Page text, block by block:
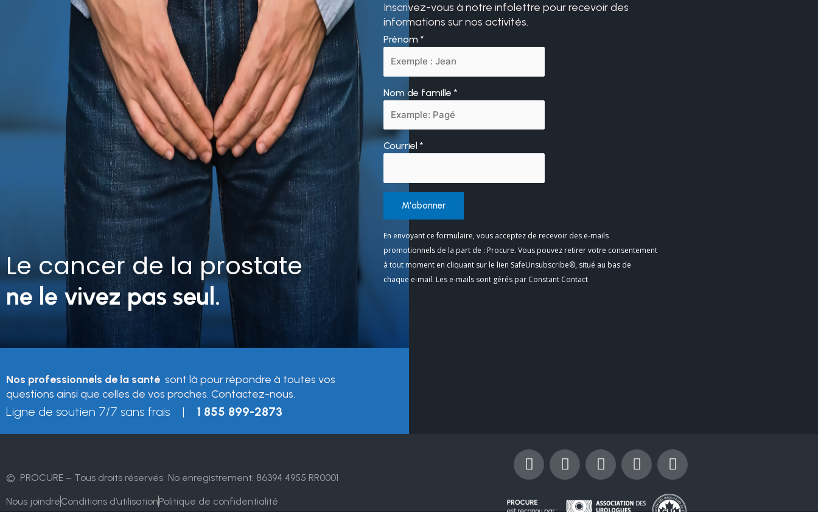
Le cancer de la prostate
ne le vivez pas seul.
Inscrivez-vous à notre infolettre pour recevoir des
informations sur nos activités.
Prénom *
Nom de famille *
Courriel *
Constant
Contact
Use.
Please
En envoyant ce formulaire, vous acceptez de recevoir des e-mails
promotionnels de la part de : Procure. Vous pouvez retirer votre consentement
à tout moment en cliquant sur le lien SafeUnsubscribe®, situé au bas de
chaque e-mail. Les e-mails sont gérés par Constant Contact
Nos professionnels de la santé sont là pour répondre à toutes vos
questions ainsi que celles de vos proches. Contactez-nous.
Ligne de soutien 7/7 sans frais | 1 855 899-2873
© PROCURE – Tous droits réservés No enregistrement: 86394 4955 RR0001
Nous joindreConditions d’utilisationPolitique de confidentialité
F
a
e
Y
o
t
I
n
t
X
-
w
L
i
k